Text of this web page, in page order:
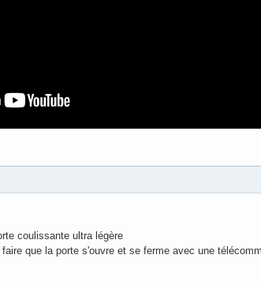
coulissante ultra légère
que la porte s'ouvre et se ferme avec une